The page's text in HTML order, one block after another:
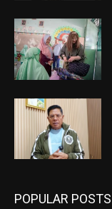
POPULAR POSTS